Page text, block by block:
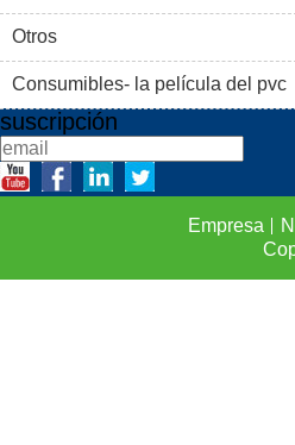
(II)
Otros
Consumibles- la película del pvc
suscripción
Empresa